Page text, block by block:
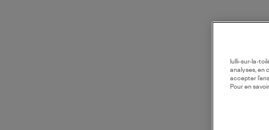
lulli-sur-la-
analyses, en
accepter
Pour en